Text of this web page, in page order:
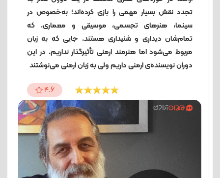
تجدد نقش بسیار مهمی را بازی کرده‌اند؛ به‌خصوص در
سینما، هنرهای تجسمی، موسیقی و معماری. که
تمام‌شان دیداری و شنیداری هستند. جایی ‌که به زبان
مربوط می‌شود اما هنرمند ارمنی تأثیرگذار نداریم. در این
دوران نویسنده‌ی ارمنی داریم ولی به زبان ارمنی می‌نوشتند
4.6